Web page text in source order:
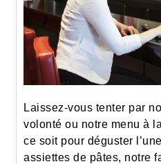
Laissez-vous tenter par
volonté ou notre menu à
ce soit pour déguster
assiettes de pâtes, notre